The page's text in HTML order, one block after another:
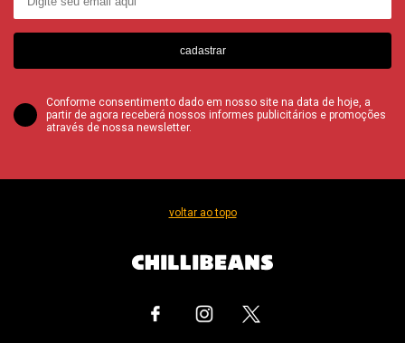
cadastrar
Conforme consentimento dado em nosso site na data de hoje, a
partir de agora receberá nossos informes publicitários e promoções
através de nossa newsletter.
voltar ao topo